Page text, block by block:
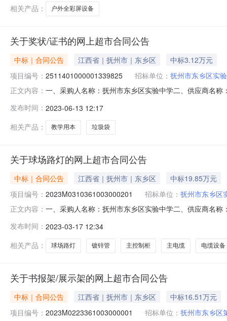
相关产品：
户外全彩屏设备
关于奖状/证书的网上超市合同公告
中标｜合同公告 江西省｜抚州市｜东乡区
中标3.12万元
项目编号： 2511401000001339825 招标单位： 抚州市东乡区实
正文内容： 一、采购人名称：抚州市东乡区实验中学二、供应商名
350.0011.841302得力S871直液笔签字笔0.5mm中性笔
发布时间： 2023-06-13 12:17
相关产品：
教学用本 垃圾袋
关于球场路灯的网上超市合同公告
中标｜合同公告 江西省｜抚州市｜东乡区
中标19.85万元
项目编号： 2023M0310361003000201 招标单位： 抚州市东乡区
正文内容： 一、采购人名称：抚州市东乡区实验中学二、供应商名
1000.0010100002主控制柜/机柜无品牌主控制柜个
发布时间： 2023-03-17 12:34
相关产品：
球场路灯 镀锌管 主控制柜 主电缆 电缆设备
关于书报架/展示架的网上超市合同公告
中标｜合同公告 江西省｜抚州市｜东乡区
中标16.51万元
项目编号： 2023M0223361003000001 招标单位： 抚州市东乡区